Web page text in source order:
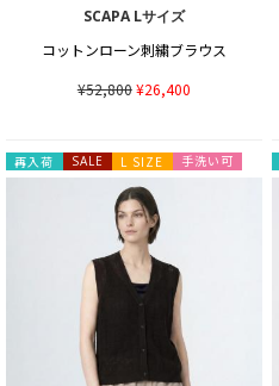
SCAPA Lサイズ
コットンローン刺繍ブラウス
¥52,800¥26,400
再入荷 SALE L SIZE 手洗い可